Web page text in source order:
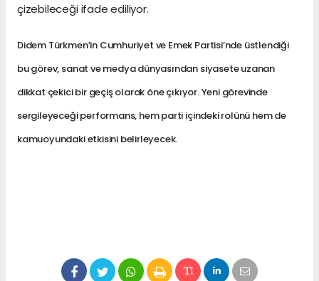
çizebileceği ifade ediliyor.
Didem Türkmen’in Cumhuriyet ve Emek Partisi’nde üstlendiği
bu görev, sanat ve medya dünyasından siyasete uzanan
dikkat çekici bir geçiş olarak öne çıkıyor. Yeni görevinde
sergileyeceği performans, hem parti içindeki rolünü hem de
kamuoyundaki etkisini belirleyecek.